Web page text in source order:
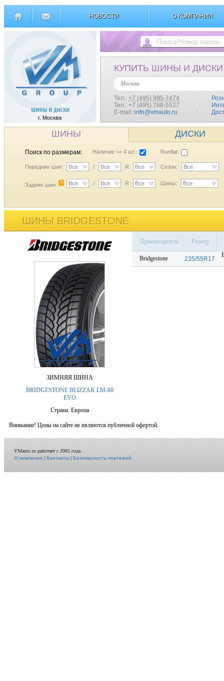
НОВОСТИ О КОМПАНИИ
г. Москва
КУПИТЬ ШИНЫ И ДИСКИ
Москва
Тел.: +7 (495) 995-7474
Тел.: +7 (495) 768-5527
E-mail: info@vmauto.ru
ШИНЫ ДИСКИ
Поиск по размерам: Наличие >= 4 шт.: Runflat:
Передних шин: Все / Все R Все Сезон: Все
Задних шин: ? Все / Все R Все Шипы: Все
ШИНЫ BRIDGESTONE
ЗИМНЯЯ ШИНА
BRIDGESTONE BLIZZAK LM-80
EVO
Страна: Европа
Производитель Размер
Bridgestone 235/55R17
Внимание! Цены на сайте не являются публичной офертой.
VMauto.ru работает с 2005 года.
О компании|Контакты|Безопасность платежей